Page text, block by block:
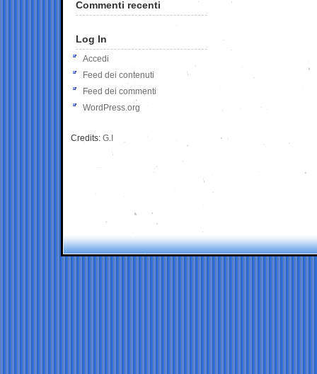
Commenti recenti
Log In
Accedi
Feed dei contenuti
Feed dei commenti
WordPress.org
Credits: G.I